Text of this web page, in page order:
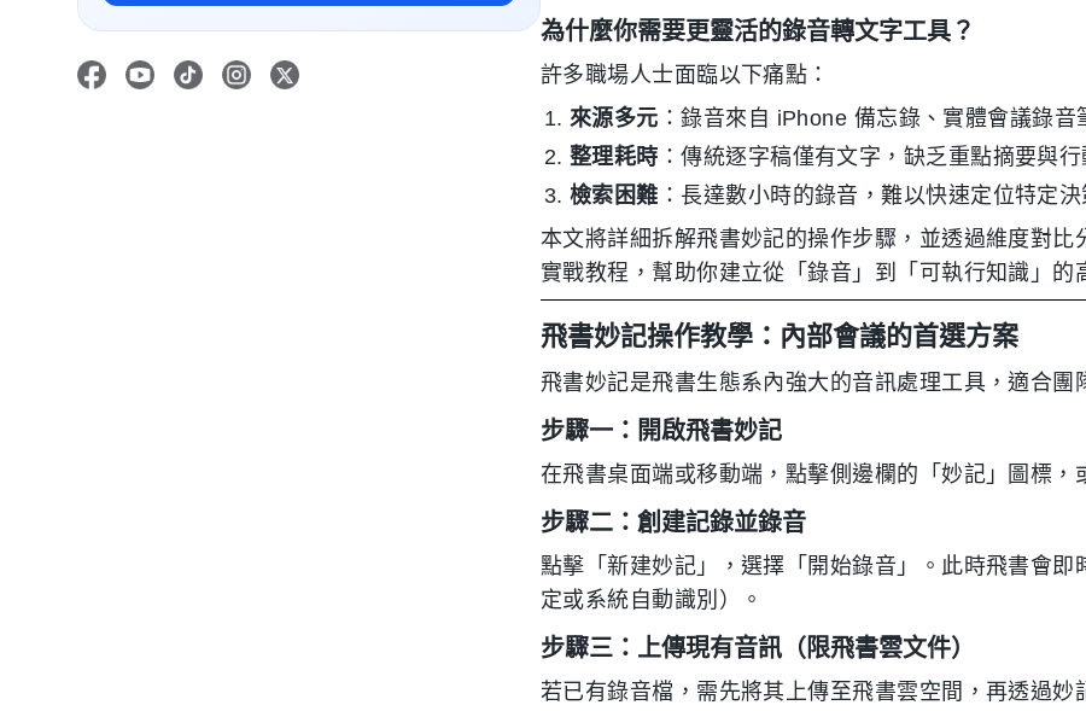
為什麼你需要更靈活的錄音轉文字工具？
許多職場人士面臨以下痛點：
來源多元 ：錄音來自 iPhone 備忘錄、實體會議錄
整理耗時 ：傳統逐字稿僅有文字，缺乏重點摘要與
檢索困難 ：長達數小時的錄音，難以快速定位特定決
本文將詳細拆解飛書妙記的操作步驟，並透過維度對
實戰教程，幫助你建立從「錄音」到「可執行知識」的
飛書妙記操作教學：內部會議的首選方案
飛書妙記是飛書生態系內強大的音訊處理工具，適合團
步驟一：開啟飛書妙記
在飛書桌面端或移動端，點擊側邊欄的「妙記」圖標，
步驟二：創建記錄並錄音
點擊「新建妙記」，選擇「開始錄音」。此時飛書會
定或系統自動識別）。
步驟三：上傳現有音訊（限飛書雲文件）
若已有錄音檔，需先將其上傳至飛書雲空間，再透過